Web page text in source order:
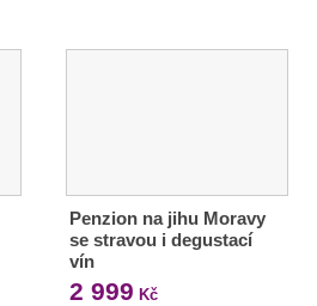
Penzion na jihu Moravy
se stravou i degustací
vín
2 999 Kč